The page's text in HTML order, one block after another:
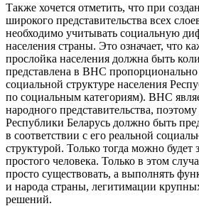
Также хочется отметить, что при
широкого представительства всех
необходимо учитывать социальную
населения страны. Это означает, что
прослойка населения должна быть
представлена в ВНС пропорционально
социальной структуре населения
по социальным категориям). ВНС
народного представительства,
Республики Беларусь должно быть
в соответствии с его реальной
структурой. Только тогда можно будет
простого человека. Только в этом
просто существовать, а выполнять
и народа страны, легитимации
решений.